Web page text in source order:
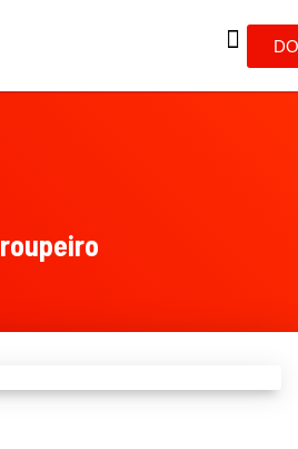
roupeiro